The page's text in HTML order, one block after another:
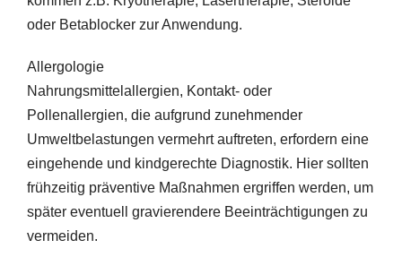
oder Betablocker zur Anwendung.
Allergologie
Nahrungsmittelallergien, Kontakt- oder
Pollenallergien, die aufgrund zunehmender
Umweltbelastungen vermehrt auftreten, erfordern eine
eingehende und kindgerechte Diagnostik. Hier sollten
frühzeitig präventive Maßnahmen ergriffen werden, um
später eventuell gravierendere Beeinträchtigungen zu
vermeiden.